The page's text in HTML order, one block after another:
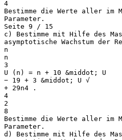
4
Bestimme die Werte aller im
Parameter.
Seite 9 / 15
c) Bestimme mit Hilfe des
asymptotische Wachstum der
n
n
3
U (n) = n + 10 &middot; U
− 19 + 3 &middot; U √
+ 29n4 .
4
2
8
Bestimme die Werte aller im
Parameter.
d) Bestimme mit Hilfe des